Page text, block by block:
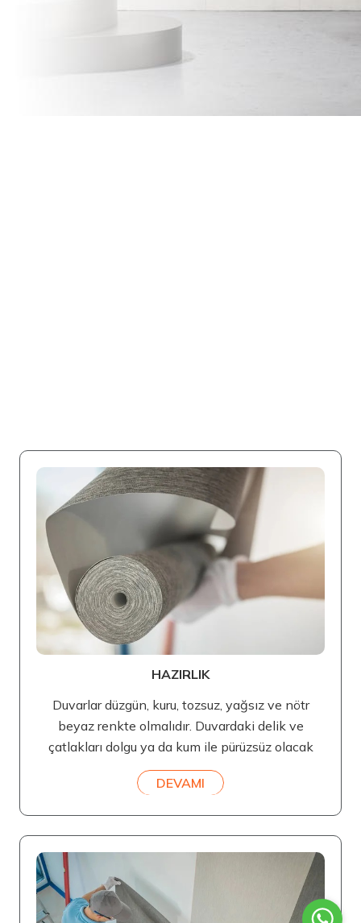
HAZIRLIK
Duvarlar düzgün, kuru, tozsuz, yağsız ve nötr
beyaz renkte olmalıdır. Duvardaki delik ve
çatlakları dolgu ya da kum ile pürüzsüz olacak
DEVAMI